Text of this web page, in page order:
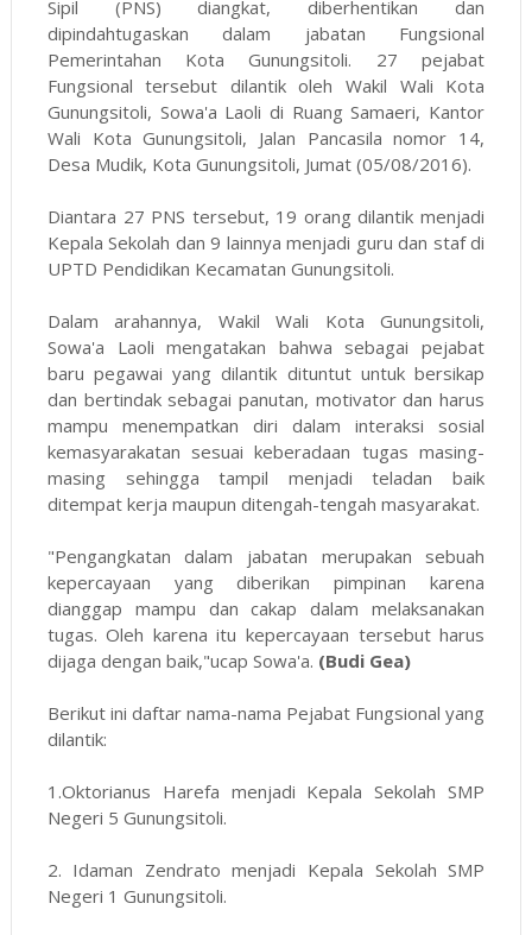
Sipil (PNS) diangkat, diberhentikan dan
dipindahtugaskan dalam jabatan Fungsional
Pemerintahan Kota Gunungsitoli. 27 pejabat
Fungsional tersebut dilantik oleh Wakil Wali Kota
Gunungsitoli, Sowa'a Laoli di Ruang Samaeri, Kantor
Wali Kota Gunungsitoli, Jalan Pancasila nomor 14,
Desa Mudik, Kota Gunungsitoli, Jumat (05/08/2016).
Diantara 27 PNS tersebut, 19 orang dilantik menjadi
Kepala Sekolah dan 9 lainnya menjadi guru dan staf di
UPTD Pendidikan Kecamatan Gunungsitoli.
Dalam arahannya, Wakil Wali Kota Gunungsitoli,
Sowa'a Laoli mengatakan bahwa sebagai pejabat
baru pegawai yang dilantik dituntut untuk bersikap
dan bertindak sebagai panutan, motivator dan harus
mampu menempatkan diri dalam interaksi sosial
kemasyarakatan sesuai keberadaan tugas masing-
masing sehingga tampil menjadi teladan baik
ditempat kerja maupun ditengah-tengah masyarakat.
"Pengangkatan dalam jabatan merupakan sebuah
kepercayaan yang diberikan pimpinan karena
dianggap mampu dan cakap dalam melaksanakan
tugas. Oleh karena itu kepercayaan tersebut harus
dijaga dengan baik,"ucap Sowa'a. (Budi Gea)
Berikut ini daftar nama-nama Pejabat Fungsional yang
dilantik:
1.Oktorianus Harefa menjadi Kepala Sekolah SMP
Negeri 5 Gunungsitoli.
2. Idaman Zendrato menjadi Kepala Sekolah SMP
Negeri 1 Gunungsitoli.